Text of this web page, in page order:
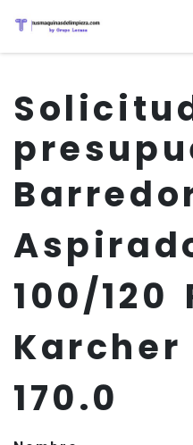
100/120
Karcher
170.0